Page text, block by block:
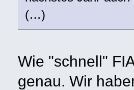
(…)
Wie "schnell"
genau. Wir